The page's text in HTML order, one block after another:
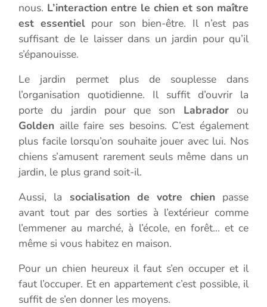
nous. L’interaction entre le chien et son maître
est essentielpour son bien-être. Il n’est pas
suffisant de le laisser dans un jardin pour qu’il
s’épanouisse.
Le jardin permet plus de souplesse dans
l’organisation quotidienne. Il suffit d’ouvrir la
porte du jardin pour que son Labradorou
Golden aille faire ses besoins. C’est également
plus facile lorsqu’on souhaite jouer avec lui. Nos
chiens s’amusent rarement seuls même dans un
jardin, le plus grand soit-il.
Aussi, la socialisation de votre chienpasse
avant tout par des sorties à l’extérieur comme
l’emmener au marché, à l’école, en forêt… et ce
même si vous habitez en maison.
Pour un chien heureux il faut s’en occuper et il
faut l’occuper. Et en appartement c’est possible, il
suffit de s’en donner les moyens.